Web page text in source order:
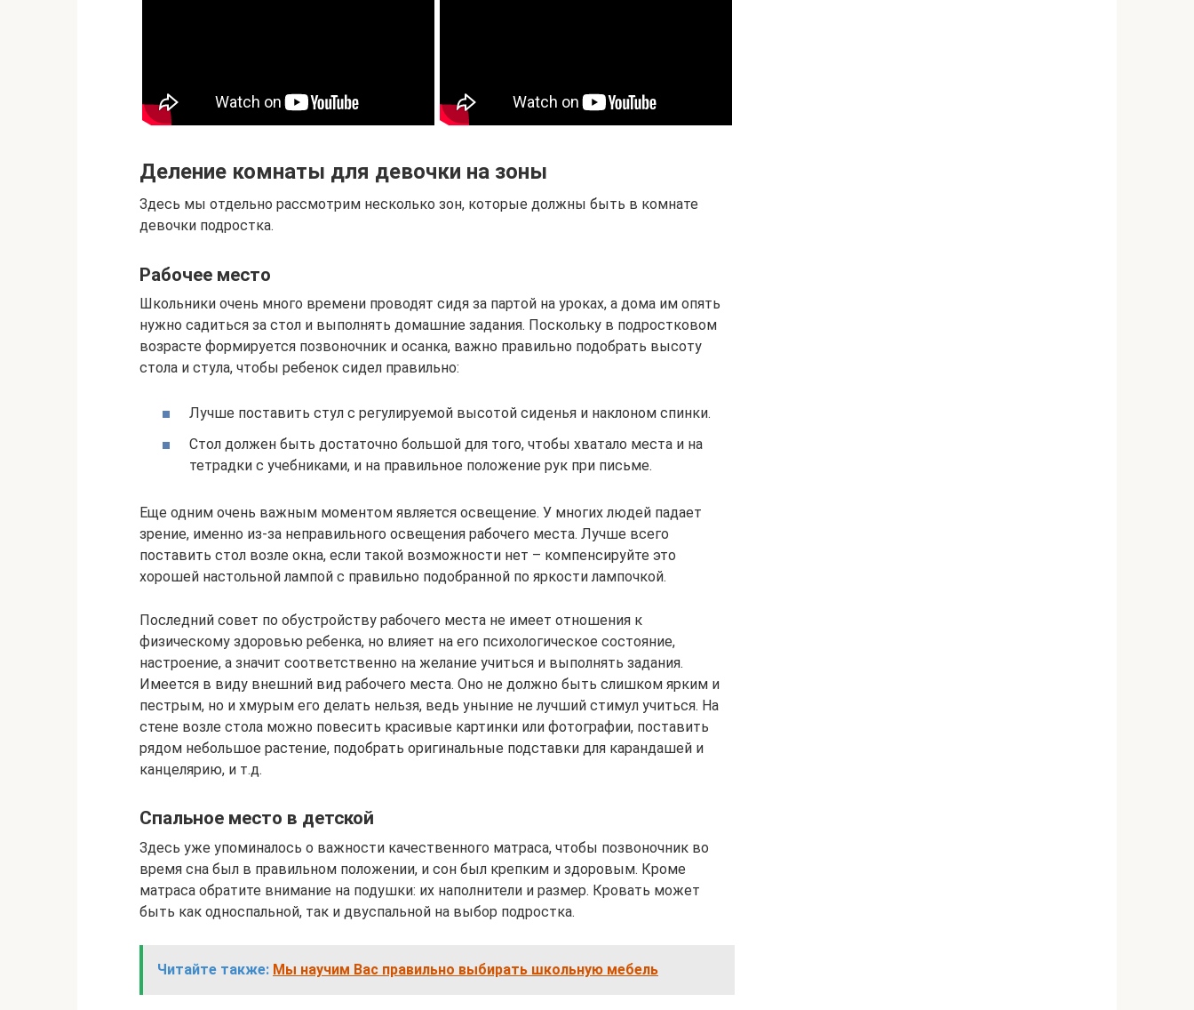
Деление комнаты для девочки на зоны
Здесь мы отдельно рассмотрим несколько зон, которые должны быть в комнате
девочки подростка.
Рабочее место
Школьники очень много времени проводят сидя за партой на уроках, а дома им опять
нужно садиться за стол и выполнять домашние задания. Поскольку в подростковом
возрасте формируется позвоночник и осанка, важно правильно подобрать высоту
стола и стула, чтобы ребенок сидел правильно:
Лучше поставить стул с регулируемой высотой сиденья и наклоном спинки.
Стол должен быть достаточно большой для того, чтобы хватало места и на
тетрадки с учебниками, и на правильное положение рук при письме.
Еще одним очень важным моментом является освещение. У многих людей падает
зрение, именно из-за неправильного освещения рабочего места. Лучше всего
поставить стол возле окна, если такой возможности нет – компенсируйте это
хорошей настольной лампой с правильно подобранной по яркости лампочкой.
Последний совет по обустройству рабочего места не имеет отношения к
физическому здоровью ребенка, но влияет на его психологическое состояние,
настроение, а значит соответственно на желание учиться и выполнять задания.
Имеется в виду внешний вид рабочего места. Оно не должно быть слишком ярким и
пестрым, но и хмурым его делать нельзя, ведь уныние не лучший стимул учиться. На
стене возле стола можно повесить красивые картинки или фотографии, поставить
рядом небольшое растение, подобрать оригинальные подставки для карандашей и
канцелярию, и т.д.
Спальное место в детской
Здесь уже упоминалось о важности качественного матраса, чтобы позвоночник во
время сна был в правильном положении, и сон был крепким и здоровым. Кроме
матраса обратите внимание на подушки: их наполнители и размер. Кровать может
быть как односпальной, так и двуспальной на выбор подростка.
Читайте также: Мы научим Вас правильно выбирать школьную мебель